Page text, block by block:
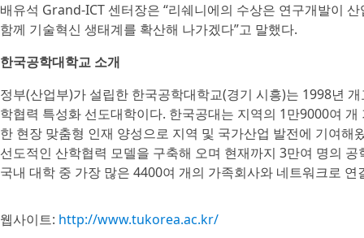
배유석 Grand-ICT 센터장은 “리쉐니에의 수상은 연구개발이
함께 기술혁신 생태계를 확산해 나가겠다”고 말했다.
한국공학대학교 소개
정부(산업부)가 설립한 한국공학대학교(경기 시흥)는 1998년
학협력 특성화 선도대학이다. 한국공대는 지역의 1만9000여
한 현장 맞춤형 인재 양성으로 지역 및 국가산업 발전에 기여
선도적인 산학협력 모델을 구축해 오며 현재까지 3만여 명의
국내 대학 중 가장 많은 4400여 개의 가족회사와 네트워크로
웹사이트: http://www.tukorea.ac.kr/